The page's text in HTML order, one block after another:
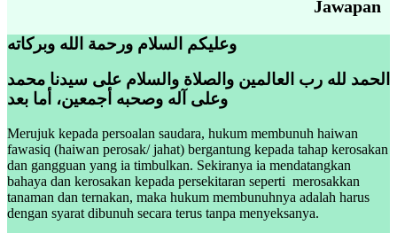
Jawapan
الحمد لله رب العالمين والصلاة والسلام على سيدنا محمد
وعلى آله وصحبه أجمعين، أما بعد
Merujuk kepada persoalan saudara, hukum membunuh haiwan
fawasiq (haiwan perosak/ jahat) bergantung kepada tahap kerosakan
dan gangguan yang ia timbulkan. Sekiranya ia mendatangkan
bahaya dan kerosakan kepada persekitaran seperti merosakkan
tanaman dan ternakan, maka hukum membunuhnya adalah harus
dengan syarat dibunuh secara terus tanpa menyeksanya.